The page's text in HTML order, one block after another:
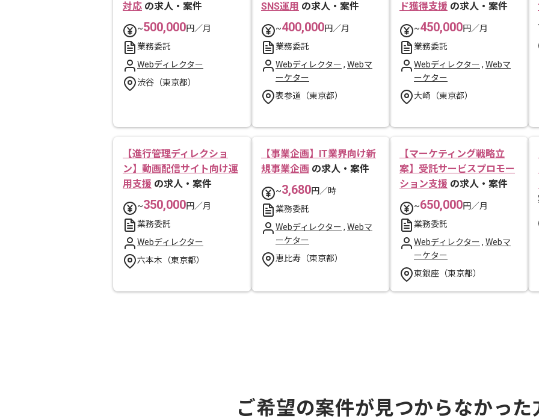
対応 の求人・案件
~500,000円／月
業務委託
Webディレクター
渋谷（東京都）
SNS運用 の求人・案件
~400,000円／月
業務委託
Webディレクター , Webマ
ーケター
表参道（東京都）
ド獲得支援 の求人・案件
~450,000円／月
業務委託
Webディレクター , Webマ
ーケター
大崎（東京都）
【進行管理ディレクショ
ン】動画配信サイト向け運
用支援 の求人・案件
~350,000円／月
業務委託
Webディレクター
六本木（東京都）
【事業企画】IT業界向け新
規事業企画 の求人・案件
~3,680円／時
業務委託
Webディレクター , Webマ
ーケター
恵比寿（東京都）
【マーケティング戦略立
案】受託サービスプロモー
ション支援 の求人・案件
~650,000円／月
業務委託
Webディレクター , Webマ
ーケター
東銀座（東京都）
ご希望の案件が見つからなかった